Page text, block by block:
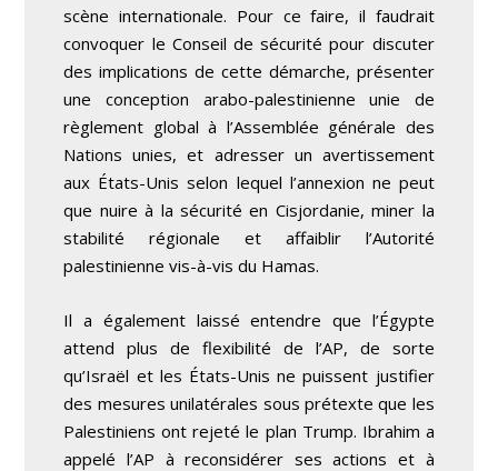
scène internationale. Pour ce faire, il faudrait
convoquer le Conseil de sécurité pour discuter
des implications de cette démarche, présenter
une conception arabo-palestinienne unie de
règlement global à l’Assemblée générale des
Nations unies, et adresser un avertissement
aux États-Unis selon lequel l’annexion ne peut
que nuire à la sécurité en Cisjordanie, miner la
stabilité régionale et affaiblir l’Autorité
palestinienne vis-à-vis du Hamas.
Il a également laissé entendre que l’Égypte
attend plus de flexibilité de l’AP, de sorte
qu’Israël et les États-Unis ne puissent justifier
des mesures unilatérales sous prétexte que les
Palestiniens ont rejeté le plan Trump. Ibrahim a
appelé l’AP à reconsidérer ses actions et à